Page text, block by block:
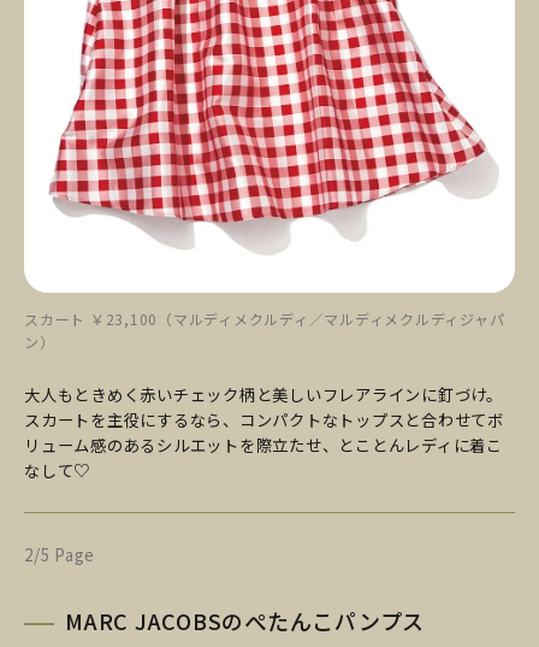
スカート ￥23,100（マルディメクルディ／マルディメクルディジャパ
ン）
大人もときめく赤いチェック柄と美しいフレアラインに釘づけ。
スカートを主役にするなら、コンパクトなトップスと合わせてボ
リューム感のあるシルエットを際立たせ、とことんレディに着こ
なして♡
2/5 Page
MARC JACOBSのぺたんこパンプス